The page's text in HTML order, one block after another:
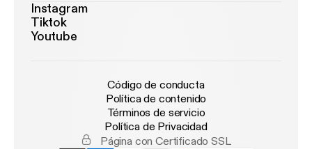
Instagram
Tiktok
Youtube
Código de conducta
Política de contenido
Términos de servicio
Política de Privacidad
Página con Certificado SSL